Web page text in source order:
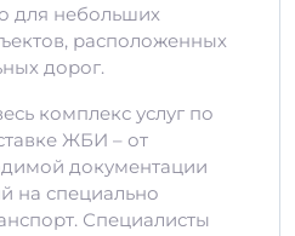
для небольших
расположенных
дорог.
комплекс услуг по
ЖБИ – от
документации
на специально
Специалисты